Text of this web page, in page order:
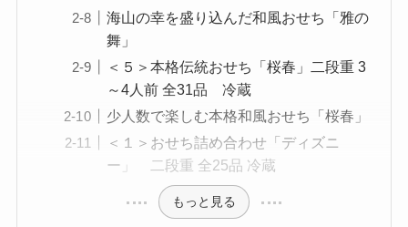
海山の幸を盛り込んだ和風おせち「雅の
舞」
＜５＞本格伝統おせち「桜春」二段重 3
～4人前 全31品 冷蔵
少人数で楽しむ本格和風おせち「桜春」
＜１＞おせち詰め合わせ「ディズニ
ー」 二段重 全25品 冷蔵
もっと見る